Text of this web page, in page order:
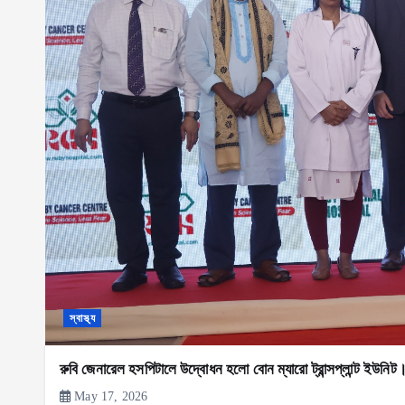
স্বাস্থ্য
রুবি জেনারেল হসপিটালে উদ্বোধন হলো বোন ম্যারো ট্রান্সপ্লান্ট
May 17, 2026